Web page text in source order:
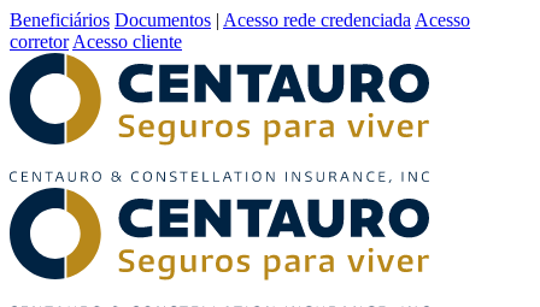
Beneficiários Documentos | Acesso rede credenciada Acesso
corretor Acesso cliente